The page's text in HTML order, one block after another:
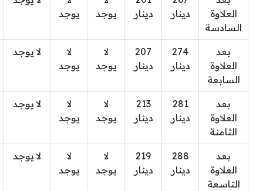
العلاوة
السادسة
دينار
دينار
يوجد
يوجد
بعد
العلاوة
السابعة
274
دينار
207
دينار
لا
يوجد
لا
يوجد
لا يوجد
بعد
العلاوة
الثامنة
281
دينار
213
دينار
لا
يوجد
لا
يوجد
لا يوجد
بعد
العلاوة
التاسعة
288
دينار
219
دينار
لا
يوجد
لا
يوجد
لا يوجد